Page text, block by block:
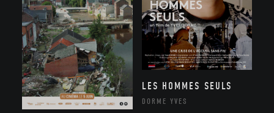
LES HOMMES SEULS
DORME YVES